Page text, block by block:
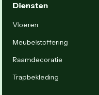
Diensten
Vloeren
Meubelstoffering
Raamdecoratie
Trapbekleding